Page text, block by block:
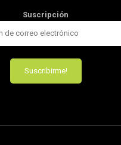
Suscripción